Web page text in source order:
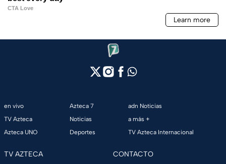
en vivo
TV Azteca
Azteca UNO
Azteca 7
Noticias
Deportes
adn Noticias
a más +
TV Azteca Internacional
TV AZTECA CONTACTO